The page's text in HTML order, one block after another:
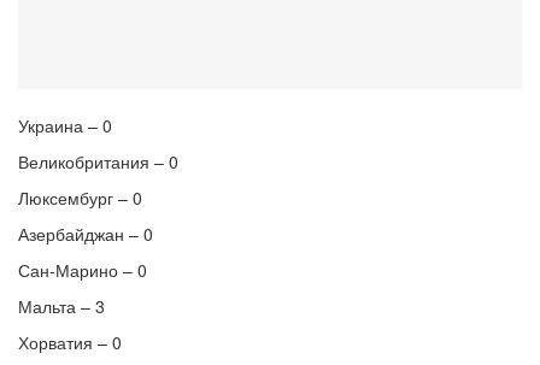
Украина – 0
Великобритания – 0
Люксембург – 0
Азербайджан – 0
Сан-Марино – 0
Мальта – 3
Хорватия – 0